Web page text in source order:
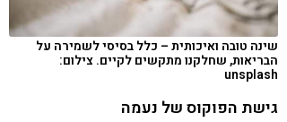
שינה טובה ואיכותית – כלל בסיסי לשמירה על
הבריאות, שחלקנו מתקשים לקיים. צילום:
unsplash
גישת הפוקוס של נעמה